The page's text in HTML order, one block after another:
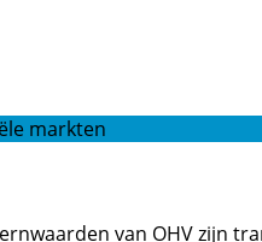
markten
van OHV zijn